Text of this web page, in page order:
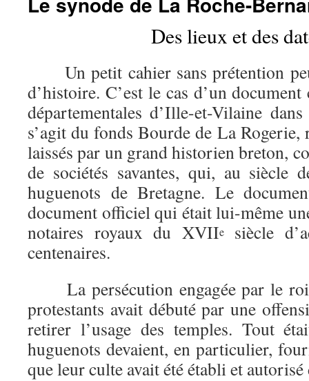
Des lieux et des
Un petit cahier sans prétention
d’histoire. C’est le cas d’un
départementales d’Ille-et-Vilaine
s’agit du fonds Bourde de La Rogerie,
laissés par un grand historien breton,
de sociétés savantes, qui, au siècle
huguenots de Bretagne. Le
document officiel qui était lui-même
notaires royaux du XVIIesiècle
centenaires.
La persécution engagée par le
protestants avait débuté par une
retirer l’usage des temples. Tout
huguenots devaient, en particulier,
que leur culte avait été établi et